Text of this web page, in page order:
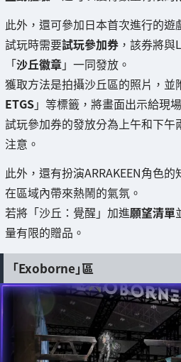
此外，還可參加日本首次進行的遊
試玩時需要試玩參加券 ，該券將
「沙丘徽章」一同發放。
獲取方法是拍攝沙丘區的照片，並
ETGS」等標籤，將畫面出示給現
試玩參加券的發放分為上午和下
注意。
此外，還有扮演ARRAKEEN角色
在區域內帶來熱鬧的氣氛。
若將「沙丘：覺醒」加進願望清單
量有限的贈品。
「Exoborne」區